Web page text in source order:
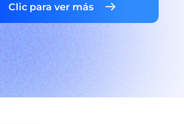
Clic para ver más